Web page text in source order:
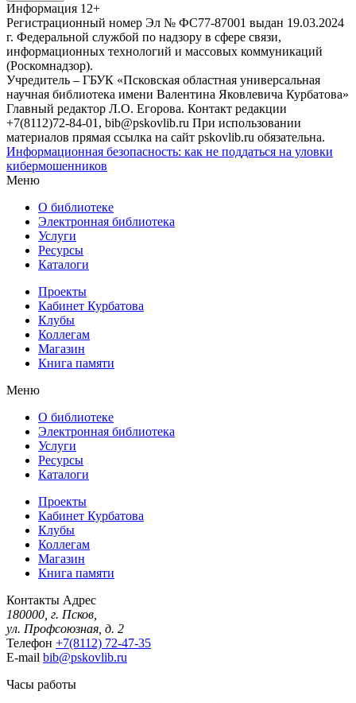
Информация 12+
Регистрационный номер Эл № ФС77-87001 выдан 19.03.2024
г. Федеральной службой по надзору в сфере связи,
информационных технологий и массовых коммуникаций
(Роскомнадзор).
Учредитель – ГБУК «Псковская областная универсальная
научная библиотека имени Валентина Яковлевича Курбатова»
Главный редактор Л.О. Егорова. Контакт редакции
+7(8112)72-84-01, bib@pskovlib.ru При использовании
материалов прямая ссылка на сайт pskovlib.ru обязательна.
Информационная безопасность: как не поддаться на уловки
кибермошенников
Меню
О библиотеке
Электронная библиотека
Услуги
Ресурсы
Каталоги
Проекты
Кабинет Курбатова
Клубы
Коллегам
Магазин
Книга памяти
Меню
О библиотеке
Электронная библиотека
Услуги
Ресурсы
Каталоги
Проекты
Кабинет Курбатова
Клубы
Коллегам
Магазин
Книга памяти
Контакты Адрес
180000, г. Псков,
ул. Профсоюзная, д. 2
Телефон +7(8112) 72-47-35
E-mail bib@pskovlib.ru
Часы работы